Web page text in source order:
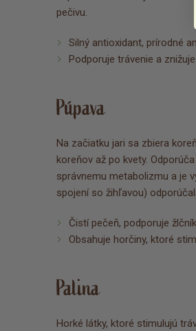
pečivu.
Silný antioxidant, prírodné
Podporuje trávenie a
Púpava
Na začiatku jari sa zbiera
koreňov až po kvety.
správnemu metabolizmu a je
spojení so žihľavou)
Čistí pečeň, podporuje
Obsahuje horčiny, ktoré
Palina
Horké látky, ktoré stimulujú